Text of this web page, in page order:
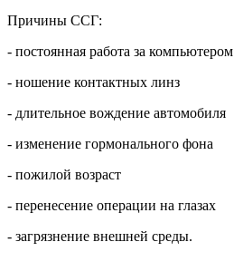
Причины ССГ:
- постоянная работа за компьютером
- ношение контактных линз
- длительное вождение автомобиля
- изменение гормонального фона
- пожилой возраст
- перенесение операции на глазах
- загрязнение внешней среды.